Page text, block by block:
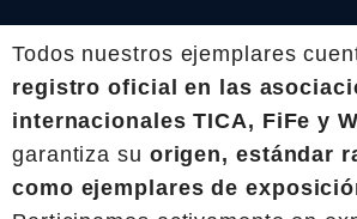
Todos nuestros ejemplares
registro oficial en las
internacionales TICA, FiFe y
garantiza su origen, estándar
como ejemplares de